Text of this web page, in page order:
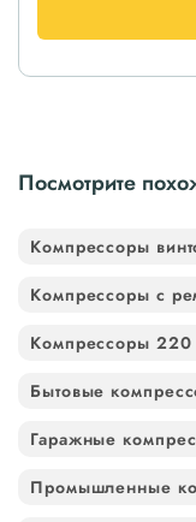
Посмотрите
Компрессоры
Компрессоры с
Компрессоры 220
Бытовые
Гаражные
Промышленные